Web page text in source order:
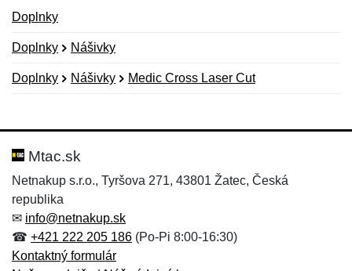
Doplnky
Doplnky Nášivky
Doplnky Nášivky Medic Cross Laser Cut
Hodnotenie:
Meno:*
Meno:
E-mail:*
Mtac.sk
Netnakup s.r.o., Tyršova 271, 43801 Žatec, Česká
republika
✉ info@netnakup.sk
☎ +421 222 205 186 (Po-Pi 8:00-16:30)
Kontaktný formulár